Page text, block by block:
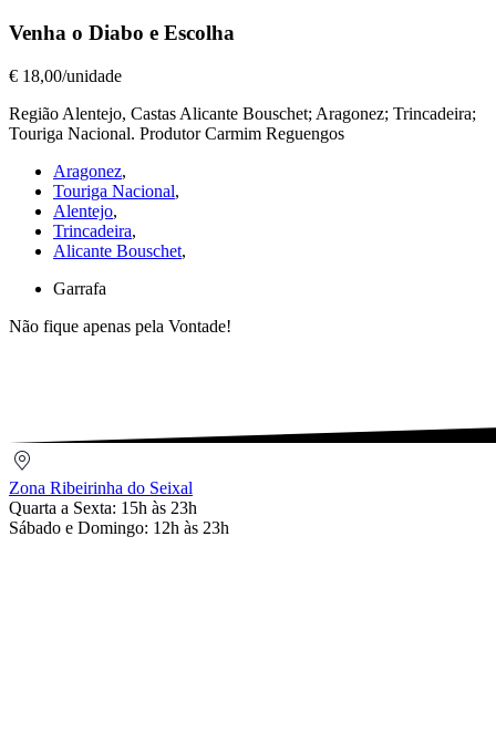
Vinhos
Tintos,
Venha
Diabo
e
€
18,00/unidade
Venha o Diabo e Escolha
€ 18,00/unidade
Região Alentejo, Castas Alicante Bouschet; Aragonez; Trincadeira;
Touriga Nacional. Produtor Carmim Reguengos
Aragonez,
Touriga Nacional,
Alentejo,
Trincadeira,
Alicante Bouschet,
Garrafa
Não fique apenas pela Vontade!
do
Seixal
Zona Ribeirinha do Seixal
Quarta a Sexta: 15h às 23h
Sábado e Domingo: 12h às 23h